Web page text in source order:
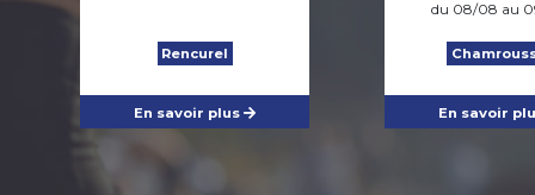
3.1km
Animaux en laisse autorisés
Rencurel
En savoir plus
du 08/08 au
En savoir